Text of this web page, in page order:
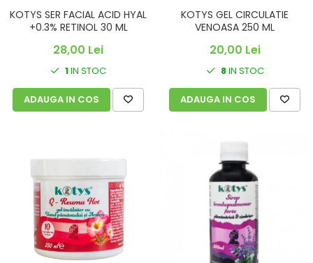
KOTYS SER FACIAL ACID HYAL
+0.3% RETINOL 30 ML
28,00 Lei
1IN STOC
ADAUGA IN COS
KOTYS GEL CIRCULATIE
VENOASA 250 ML
20,00 Lei
8IN STOC
ADAUGA IN COS